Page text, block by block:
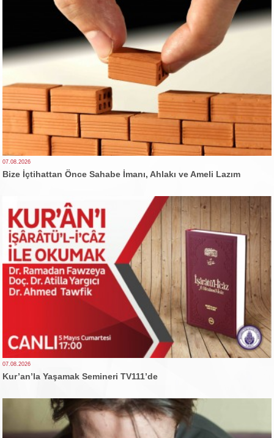
07.08.2026
Bize İçtihattan Önce Sahabe İmanı, Ahlakı ve Ameli Lazım
07.08.2026
Kur’an’la Yaşamak Semineri TV111’de